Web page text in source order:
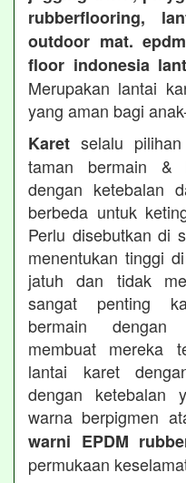
rubberflooring,
outdoor mat.
floor indonesia
Merupakan lantai
yang aman bagi
Karet selalu
taman bermain &
dengan ketebalan
berbeda untuk
Perlu disebutkan di
menentukan tinggi
jatuh dan tidak
sangat penting
bermain dengan
membuat mereka
lantai karet
dengan ketebalan
warna berpigmen
warni EPDM
permukaan